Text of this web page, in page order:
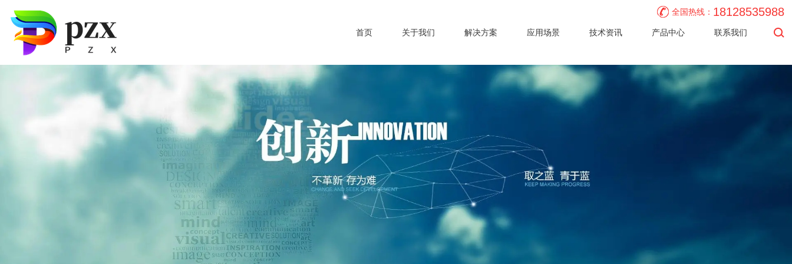
全国热线： 18128535988
首页 关于我们 解决方案 应用场景 技术资讯 产品中心 联系我们